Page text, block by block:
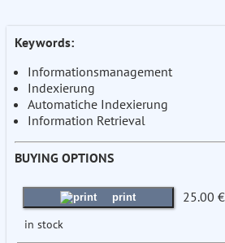
Keywords:
Informationsmanagement
Indexierung
Automatiche Indexierung
Information Retrieval
BUYING OPTIONS
print 25.00 €
in stock